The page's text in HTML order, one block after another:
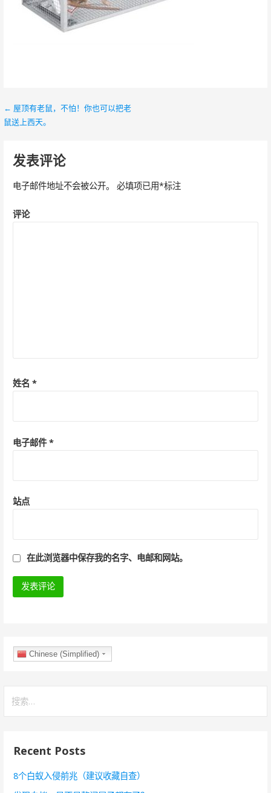
文
导
航
← 屋顶有老鼠，不怕！你也可以把老
鼠送上西天。
发表评论
电子邮件地址不会被公开。 必填项已用*标注
评论
姓名 *
电子邮件*
站点
在此浏览器中保存我的名字、电邮和网站。
Chinese (Simplified)
索
Recent Posts
8个白蚁入侵前兆（建议收藏自查）